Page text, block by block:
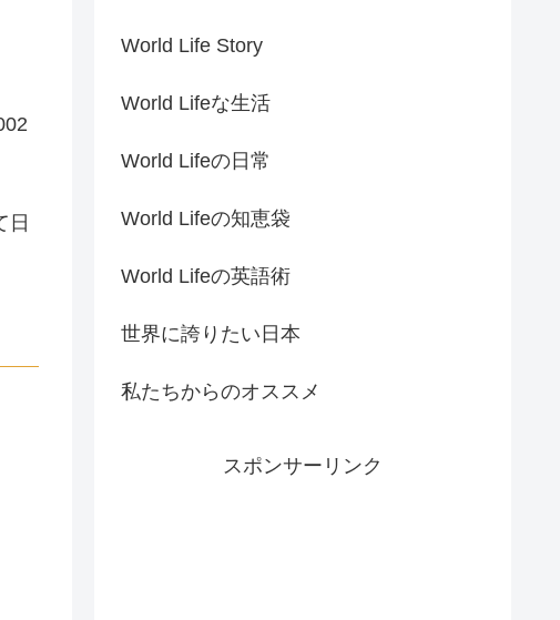
日
World Life Story
World Lifeな生活
World Lifeの日常
World Lifeの知恵袋
World Lifeの英語術
世界に誇りたい日本
私たちからのオススメ
スポンサーリンク